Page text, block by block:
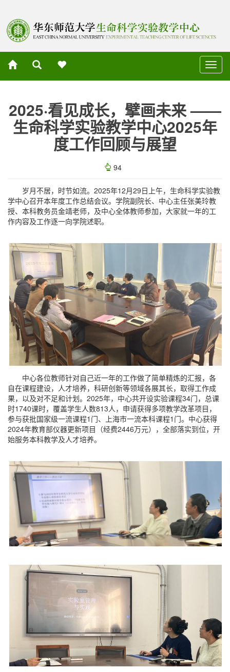
切
换
2025·看见成长，擘画未来 ——
生命科学实验教学中心2025年
度工作回顾与展望
94
岁月不居，时节如流。2025年12月29日上午，生命科学实验教
学中心召开本年度工作总结会议。学院副院长、中心主任张美玲教
授、本科教务员金靖老师，及中心全体教师参加，大家就一年的工
作内容及工作逐一向学院述职。
中心各位教师针对自己近一年的工作做了简单精炼的汇报，各
自在课程建设，人才培养，科研创新等领域各展其长，取得工作成
果，以及对不足和计划。2025年，中心共开设实验课程34门，总课
时1740课时，覆盖学生人数813人，申请获得多项教学改革项目，
参与获批国家级一流课程1门、上海市一流本科课程1门。中心获得
2024年教育部仪器更新项目（经费2446万元），全部落实到位，开
始服务本科教学及人才培养。